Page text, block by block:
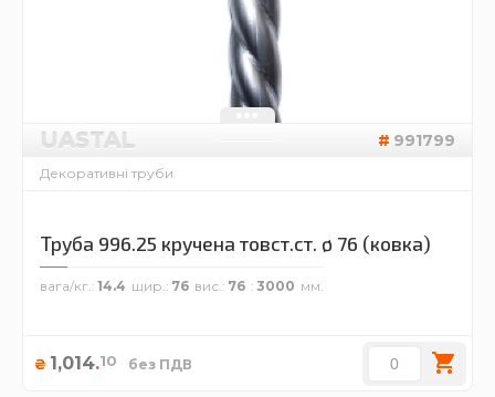
UASTAL 991799
Декоративні труби
Труба 996.25 кручена товст.ст. ø 76 (ковка)
вага/кг. 14.4 шир. 76 вис. 76 3000
₴ 1,014.10 без ПДВ